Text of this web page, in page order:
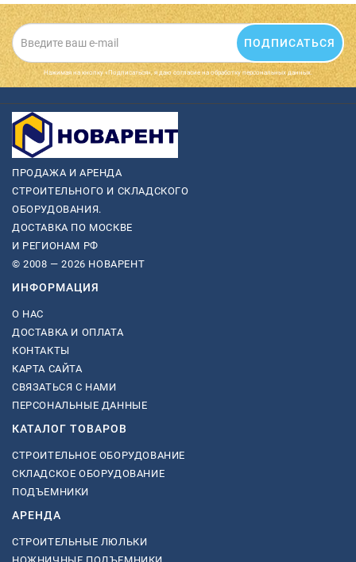
ПОДПИСАТЬСЯ
Нажимая на кнопку «Подписаться», я даю cогласие на обработку персональных данных.
ПРОДАЖА И АРЕНДА
СТРОИТЕЛЬНОГО И СКЛАДСКОГО
ОБОРУДОВАНИЯ.
ДОСТАВКА ПО МОСКВЕ
И РЕГИОНАМ РФ
© 2008 — 2026 НОВАРЕНТ
ИНФОРМАЦИЯ
О НАС
ДОСТАВКА И ОПЛАТА
КОНТАКТЫ
КАРТА САЙТА
СВЯЗАТЬСЯ С НАМИ
ПЕРСОНАЛЬНЫЕ ДАННЫЕ
КАТАЛОГ ТОВАРОВ
СТРОИТЕЛЬНОЕ ОБОРУДОВАНИЕ
СКЛАДСКОЕ ОБОРУДОВАНИЕ
ПОДЪЕМНИКИ
АРЕНДА
СТРОИТЕЛЬНЫЕ ЛЮЛЬКИ